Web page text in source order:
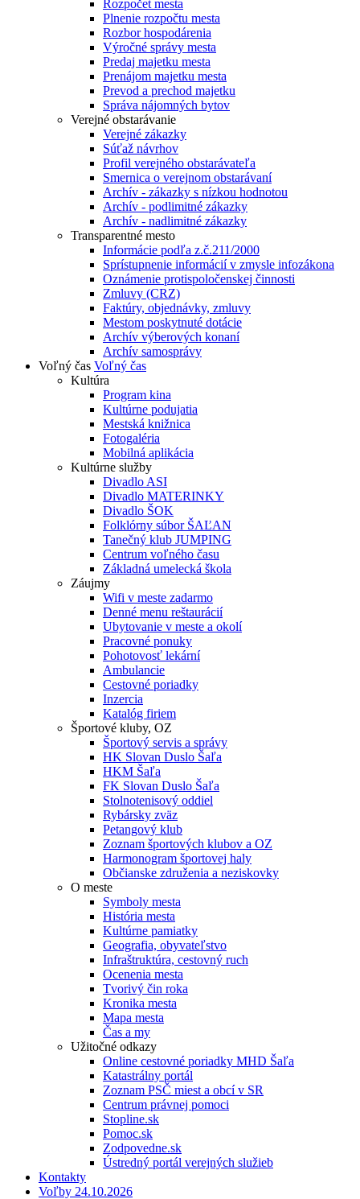
Rozpočet mesta
Plnenie rozpočtu mesta
Rozbor hospodárenia
Výročné správy mesta
Predaj majetku mesta
Prenájom majetku mesta
Prevod a prechod majetku
Správa nájomných bytov
Verejné obstarávanie
Verejné zákazky
Súťaž návrhov
Profil verejného obstarávateľa
Smernica o verejnom obstarávaní
Archív - zákazky s nízkou hodnotou
Archív - podlimitné zákazky
Archív - nadlimitné zákazky
Transparentné mesto
Informácie podľa z.č.211/2000
Sprístupnenie informácií v zmysle infozákona
Oznámenie protispoločenskej činnosti
Zmluvy (CRZ)
Faktúry, objednávky, zmluvy
Mestom poskytnuté dotácie
Archív výberových konaní
Archív samosprávy
Voľný čas Voľný čas
Kultúra
Program kina
Kultúrne podujatia
Mestská knižnica
Fotogaléria
Mobilná aplikácia
Kultúrne služby
Divadlo ASI
Divadlo MATERINKY
Divadlo ŠOK
Folklórny súbor ŠAĽAN
Tanečný klub JUMPING
Centrum voľného času
Základná umelecká škola
Záujmy
Wifi v meste zadarmo
Denné menu reštaurácií
Ubytovanie v meste a okolí
Pracovné ponuky
Pohotovosť lekární
Ambulancie
Cestovné poriadky
Inzercia
Katalóg firiem
Športové kluby, OZ
Športový servis a správy
HK Slovan Duslo Šaľa
HKM Šaľa
FK Slovan Duslo Šaľa
Stolnotenisový oddiel
Rybársky zväz
Petangový klub
Zoznam športových klubov a OZ
Harmonogram športovej haly
Občianske združenia a neziskovky
O meste
Symboly mesta
História mesta
Kultúrne pamiatky
Geografia, obyvateľstvo
Infraštruktúra, cestovný ruch
Ocenenia mesta
Tvorivý čin roka
Kronika mesta
Mapa mesta
Čas a my
Užitočné odkazy
Online cestovné poriadky MHD Šaľa
Katastrálny portál
Zoznam PSČ miest a obcí v SR
Centrum právnej pomoci
Stopline.sk
Pomoc.sk
Zodpovedne.sk
Ústredný portál verejných služieb
Kontakty
Voľby 24.10.2026